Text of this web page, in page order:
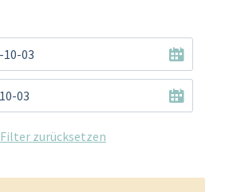
Filter zurücksetzen